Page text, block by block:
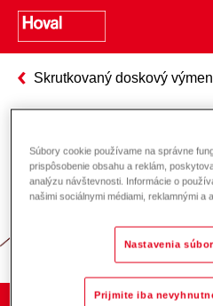
Skrutkovaný doskový
Zodpovednosť za
Súbory cookie používame na správne
prispôsobenie obsahu a reklám,
analýzu návštevnosti. Informácie o
našimi sociálnymi médiami, reklamnými a
Nastavenia
Prijmite iba